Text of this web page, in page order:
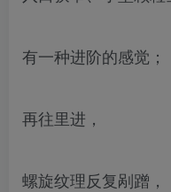
有一种进阶的感觉；
再往里进，
螺旋纹理反复剐蹭，